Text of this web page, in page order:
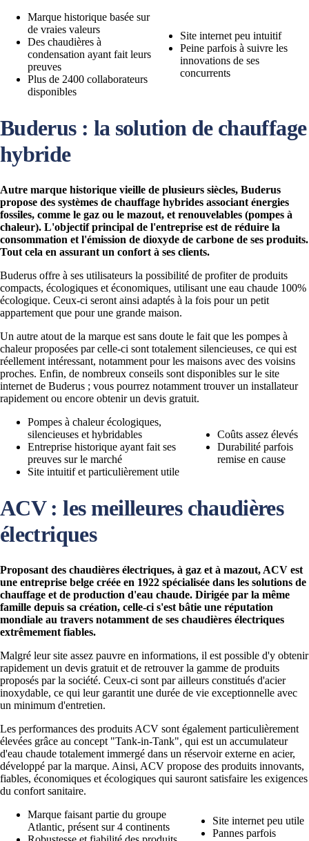
Marque historique basée sur
de vraies valeurs
Des chaudières à
condensation ayant fait leurs
preuves
Plus de 2400 collaborateurs
disponibles
Site internet peu intuitif
Peine parfois à suivre les
innovations de ses
concurrents
Buderus : la solution de chauffage
hybride
Autre marque historique vieille de plusieurs siècles, Buderus
propose des systèmes de chauffage hybrides associant énergies
fossiles, comme le gaz ou le mazout, et renouvelables (pompes à
chaleur). L'objectif principal de l'entreprise est de réduire la
consommation et l'émission de dioxyde de carbone de ses produits.
Tout cela en assurant un confort à ses clients.
Buderus offre à ses utilisateurs la possibilité de profiter de produits
compacts, écologiques et économiques, utilisant une eau chaude 100%
écologique. Ceux-ci seront ainsi adaptés à la fois pour un petit
appartement que pour une grande maison.
Un autre atout de la marque est sans doute le fait que les pompes à
chaleur proposées par celle-ci sont totalement silencieuses, ce qui est
réellement intéressant, notamment pour les maisons avec des voisins
proches. Enfin, de nombreux conseils sont disponibles sur le site
internet de Buderus ; vous pourrez notamment trouver un installateur
rapidement ou encore obtenir un devis gratuit.
Pompes à chaleur écologiques,
silencieuses et hybridables
Entreprise historique ayant fait ses
preuves sur le marché
Site intuitif et particulièrement utile
Coûts assez élevés
Durabilité parfois
remise en cause
ACV : les meilleures chaudières
électriques
Proposant des chaudières électriques, à gaz et à mazout, ACV est
une entreprise belge créée en 1922 spécialisée dans les solutions de
chauffage et de production d'eau chaude. Dirigée par la même
famille depuis sa création, celle-ci s'est bâtie une réputation
mondiale au travers notamment de ses chaudières électriques
extrêmement fiables.
Malgré leur site assez pauvre en informations, il est possible d'y obtenir
rapidement un devis gratuit et de retrouver la gamme de produits
proposés par la société. Ceux-ci sont par ailleurs constitués d'acier
inoxydable, ce qui leur garantit une durée de vie exceptionnelle avec
un minimum d'entretien.
Les performances des produits ACV sont également particulièrement
élevées grâce au concept "Tank-in-Tank", qui est un accumulateur
d'eau chaude totalement immergé dans un réservoir externe en acier,
développé par la marque. Ainsi, ACV propose des produits innovants,
fiables, économiques et écologiques qui sauront satisfaire les exigences
du confort sanitaire.
Marque faisant partie du groupe
Atlantic, présent sur 4 continents
Site internet peu utile
Pannes parfois